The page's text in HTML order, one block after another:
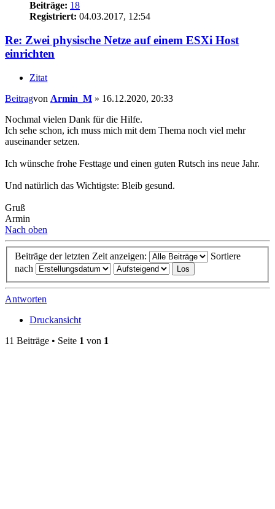
Beiträge: 18
Registriert: 04.03.2017, 12:54
Re: Zwei physische Netze auf einem ESXi Host
einrichten
Zitat
Beitragvon Armin_M » 16.12.2020, 20:33
Nochmal vielen Dank für die Hilfe.
Ich sehe schon, ich muss mich mit dem Thema noch viel mehr
auseinander setzen.
Ich wünsche frohe Festtage und einen guten Rutsch ins neue Jahr.
Und natürlich das Wichtigste: Bleib gesund.
Gruß
Armin
Nach oben
Beiträge der letzten Zeit anzeigen:
Sortiere
nach
Antworten
Druckansicht
11 Beiträge • Seite 1 von 1